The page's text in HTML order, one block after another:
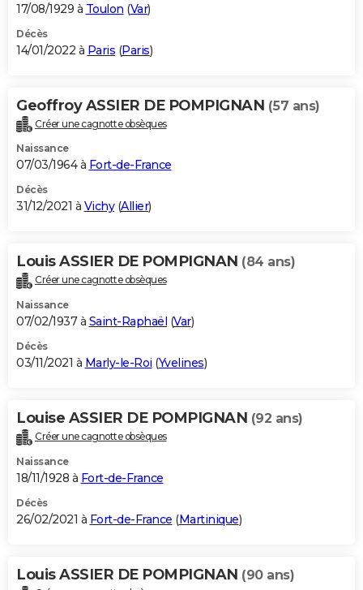
17/08/1929 à Toulon (Var)
Décès
14/01/2022 à Paris (Paris)
Geoffroy ASSIER DE POMPIGNAN (57 ans)
Créer une cagnotte obsèques
Naissance
07/03/1964 à Fort-de-France
Décès
31/12/2021 à Vichy(Allier)
Louis ASSIER DE POMPIGNAN (84 ans)
Créer une cagnotte obsèques
Naissance
07/02/1937 à Saint-Raphaël (Var)
Décès
03/11/2021 à Marly-le-Roi (Yvelines)
Louise ASSIER DE POMPIGNAN (92 ans)
Créer une cagnotte obsèques
Naissance
18/11/1928 à Fort-de-France
Décès
26/02/2021 à Fort-de-France (Martinique)
Louis ASSIER DE POMPIGNAN (90 ans)